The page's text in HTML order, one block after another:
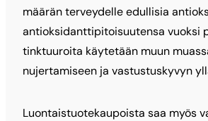
määrän terveydelle edullisia
antioksidanttipitoisuutensa vuoksi
tinktuuroita käytetään muun
nujertamiseen ja vastustuskyvyn
Luontaistuotekaupoista saa myös